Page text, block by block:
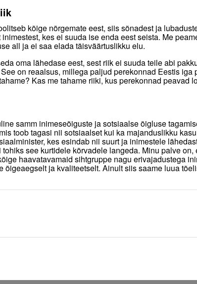
kõige nõrgemate eest, siis sõnadest ja
kes ei suuda ise enda eest seista. Me
all ja ei saa elada täisväärtuslikku elu.
oma lähedase eest, sest riik ei suuda teile abi
on reaalsus, millega paljud perekonnad Eestis iga
Kas me tahame riiki, kus perekonnad peavad
samm inimeseõiguste ja sotsiaalse õigluse
toob tagasi nii sotsiaalset kui ka majanduslikku
kes esindab nii suurt ja inimestele
see kurtidele kõrvadele langeda. Minu palve on,
haavatavamaid sihtgruppe nagu erivajadustega
ja kvaliteetselt. Ainult siis saame luua